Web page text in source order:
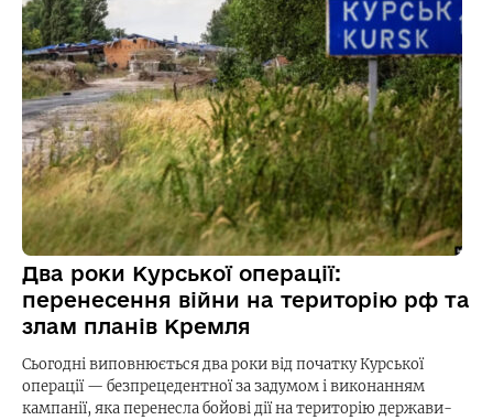
Два роки Курської операції:
перенесення війни на територію рф та
злам планів Кремля
Сьогодні виповнюється два роки від початку Курської
операції — безпрецедентної за задумом і виконанням
кампанії, яка перенесла бойові дії на територію держави-